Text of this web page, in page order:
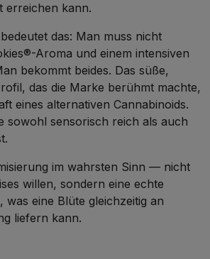
erreichen kann.
das: Man muss nicht
Aroma und einem intensiven
bekommt beides. Das süße,
das die Marke berühmt machte,
eines alternativen Cannabinoids.
sowohl sensorisch reich als auch
im wahrsten Sinn — nicht
willen, sondern eine echte
was eine Blüte gleichzeitig an
liefern kann.